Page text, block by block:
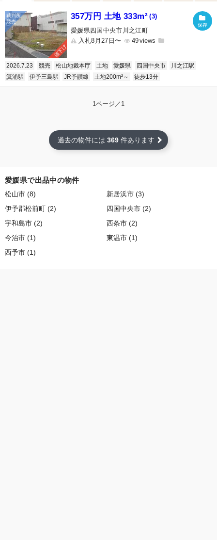
値下げ
357万円 土地 333m² (3)
愛媛県四国中央市川之江町
入札8月27日〜
49
2026.7.23 競売 松山地裁本庁 土地 愛媛県 四国中央市
川之江駅
箕浦駅
伊予三島駅 JR予讃線 土地200m²～ 徒歩13分
1ページ／1
過去の物件には 369 件あります
愛媛県で出品中の物件
松山市 (8) 新居浜市 (3)
伊予郡松前町 (2) 四国中央市 (2)
宇和島市 (2) 西条市 (2)
今治市 (1) 東温市 (1)
西予市 (1)